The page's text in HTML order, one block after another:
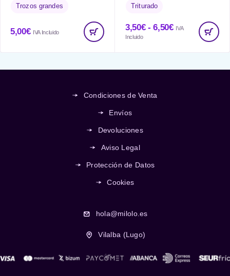
Trozos grandes
5,00€ IVA Incluido
Triturado
3,50€ - 6,50€ IVA
Incluido
Condiciones de Venta
Envíos
Devoluciones
Aviso Legal
Protección de Datos
Cookies
hola@milolo.es
Vilalba (Lugo)